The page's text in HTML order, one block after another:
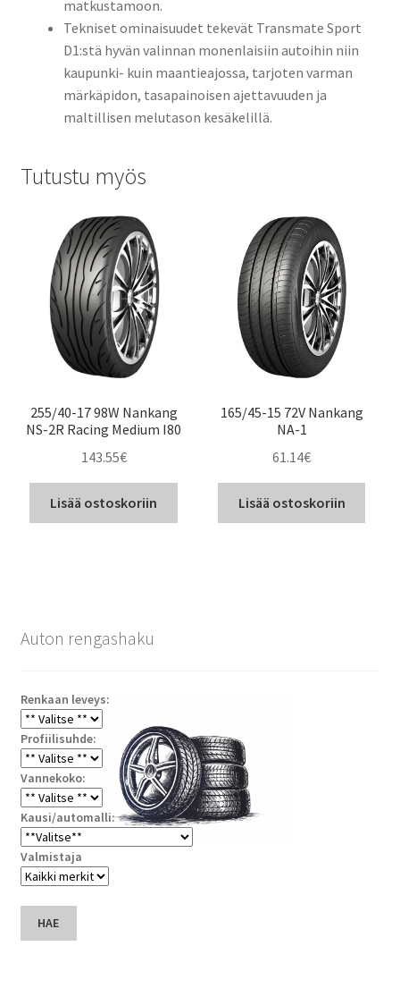
matkustamoon.
Tekniset ominaisuudet tekevät Transmate Sport
D1:stä hyvän valinnan monenlaisiin autoihin niin
kaupunki- kuin maantieajossa, tarjoten varman
märkäpidon, tasapainoisen ajettavuuden ja
maltillisen melutason kesäkelillä.
Tutustu myös
255/40-17 98W Nankang
NS-2R Racing Medium I80
143.55€
Lisää ostoskoriin
165/45-15 72V Nankang
NA-1
61.14€
Lisää ostoskoriin
Auton rengashaku
Renkaan leveys:
Profiilisuhde:
Vannekoko:
Kausi/automalli:
Valmistaja
HAE